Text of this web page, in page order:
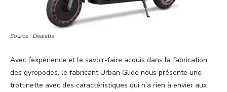
Source : Dealabs
Avec l’expérience et le savoir-faire acquis dans la fabrication
des gyropodes, le fabricant Urban Glide nous présente une
trottinette avec des caractéristiques qui n’a rien à envier aux